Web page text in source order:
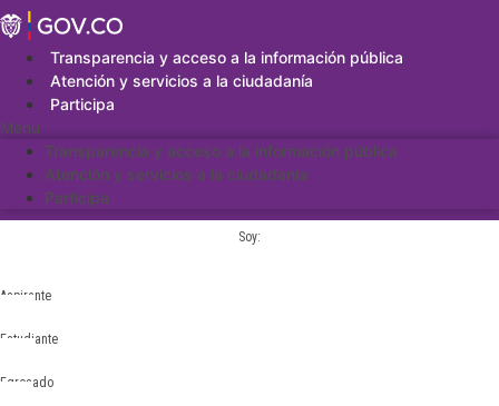
Saltar
al
contenidoTransparencia y acceso a la información pública
Atención y servicios a la ciudadanía
Participa
Menu
Transparencia y acceso a la información pública
Atención y servicios a la ciudadanía
Participa
Soy:
Aspirante
Estudiante
Egresado